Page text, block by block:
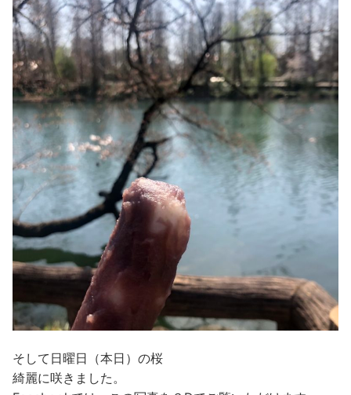
そして日曜日（本日）の桜
綺麗に咲きました。